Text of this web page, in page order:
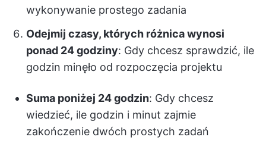
wykonywanie prostego zadania
Odejmij czasy, których różnica wynosi
ponad 24 godziny: Gdy chcesz sprawdzić, ile
godzin minęło od rozpoczęcia projektu
Suma poniżej 24 godzin: Gdy chcesz
wiedzieć, ile godzin i minut zajmie
zakończenie dwóch prostych zadań